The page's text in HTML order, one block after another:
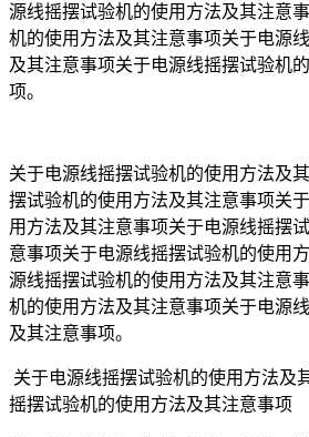
源线摇摆试验机的使用方法及其注意
机的使用方法及其注意事项关于电源
及其注意事项关于电源线摇摆试验机
项。
关于电源线摇摆试验机的使用方法及
摆试验机的使用方法及其注意事项关
用方法及其注意事项关于电源线摇摆
意事项关于电源线摇摆试验机的使用
源线摇摆试验机的使用方法及其注意
机的使用方法及其注意事项关于电源
及其注意事项。
关于电源线摇摆试验机的使用方法及
摇摆试验机的使用方法及其注意事项